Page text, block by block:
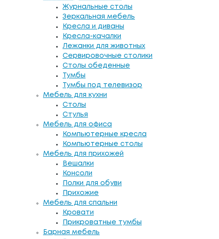
Журнальные столы
Зеркальная мебель
Кресла и диваны
Кресла-качалки
Лежанки для животных
Сервировочные столики
Столы обеденные
Тумбы
Тумбы под телевизор
Мебель для кухни
Столы
Стулья
Мебель для офиса
Компьютерные кресла
Компьютерные столы
Мебель для прихожей
Вешалки
Консоли
Полки для обуви
Прихожие
Мебель для спальни
Кровати
Прикроватные тумбы
Барная мебель